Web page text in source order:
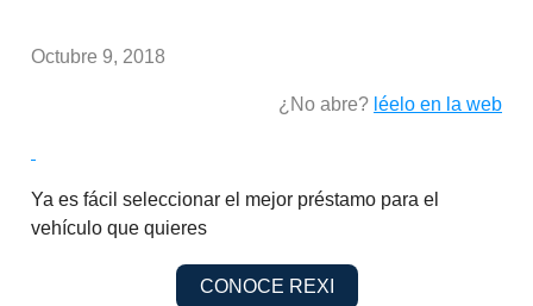
Octubre 9, 2018
¿No abre? léelo en la web
Ya es fácil seleccionar el mejor préstamo para el
vehículo que quieres
CONOCE REXI